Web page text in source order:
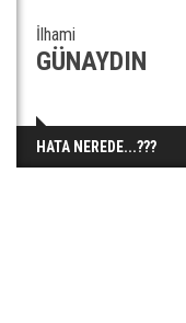
İlhami
GÜNAYDIN
HATA NEREDE...???